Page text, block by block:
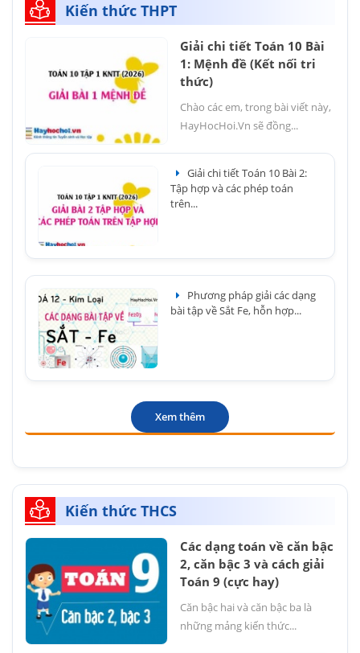
Kiến thức THPT
Giải chi tiết Toán 10 Bài
1: Mệnh đề (Kết nối tri
thức)
Chào các em, trong bài viết này,
HayHocHoi.Vn sẽ đồng...
Giải chi tiết Toán 10 Bài 2:
Tập hợp và các phép toán
trên...
Phương pháp giải các dạng
bài tập về Sắt Fe, hỗn hợp...
Xem thêm
Kiến thức THCS
Các dạng toán về căn bậc
2, căn bậc 3 và cách giải
Toán 9 (cực hay)
Căn bậc hai và căn bậc ba là
những mảng kiến thức...